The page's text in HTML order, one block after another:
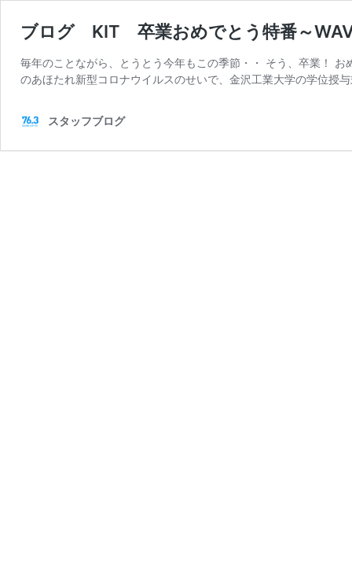
ブログ KIT 卒業おめでとう特番～
毎年のことながら、とうとう今年もこの季節・・ そう、卒業！
のあほたれ新型コロナウイルスのせいで、金沢工業大学の学位授
スタッフブログ